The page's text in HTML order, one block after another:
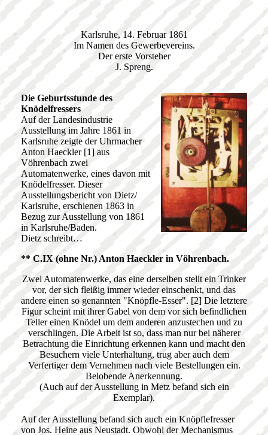
Karlsruhe, 14. Februar 1861
Im Namen des Gewerbevereins.
Der erste Vorsteher
J. Spreng.
Die Geburtsstunde des
Knödelfressers
Auf der Landesindustrie
Ausstellung im Jahre 1861 in
Karlsruhe zeigte der Uhrmacher
Anton Haeckler [1] aus
Vöhrenbach zwei
Automatenwerke, eines davon mit
Knödelfresser. Dieser
Ausstellungsbericht von Dietz/
Karlsruhe, erschienen 1863 in
Bezug zur Ausstellung von 1861
in Karlsruhe/Baden.
Dietz schreibt…
** C.IX (ohne Nr.) Anton Haeckler in Vöhrenbach.
Zwei Automatenwerke, das eine derselben stellt ein Trinker
vor, der sich fleißig immer wieder einschenkt, und das
andere einen so genannten "Knöpfle-Esser". [2] Die letztere
Figur scheint mit ihrer Gabel von dem vor sich befindlichen
Teller einen Knödel um dem anderen anzustechen und zu
verschlingen. Die Arbeit ist so, dass man nur bei näherer
Betrachtung die Einrichtung erkennen kann und macht den
Besuchern viele Unterhaltung, trug aber auch dem
Verfertiger dem Vernehmen nach viele Bestellungen ein.
Belobende Anerkennung.
(Auch auf der Ausstellung in Metz befand sich ein
Exemplar).
Auf der Ausstellung befand sich auch ein Knöpflefresser
von Jos. Heine aus Neustadt. Obwohl der Mechanismus